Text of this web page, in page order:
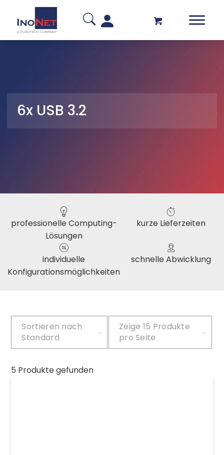
6x USB 3.2
professionelle Computing-
Lösungen
kurze Lieferzeiten
individuelle
Konfigurationsmöglichkeiten
schnelle Abwicklung
Sortieren nach
Standard
Zeige 15 Produkte
pro Seite
5 Produkte gefunden